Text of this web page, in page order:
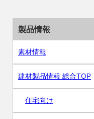
製品情報
素材情報
建材製品情報 総合TOP
住宅向け